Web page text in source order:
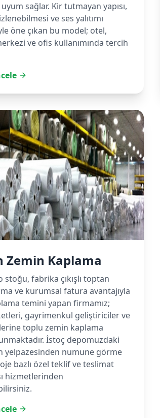
uyum sağlar. Kir tutmayan yapısı,
ve ses yalıtımı
öne çıkan bu model; otel,
ve ofis kullanımında tercih
Zemin Kaplama
stoğu, fabrika çıkışlı toptan
ve kurumsal fatura avantajıyla
temini yapan firmamız;
gayrimenkul geliştiriciler ve
toplu zemin kaplama
İstoç depomuzdaki
yelpazesinden numune görme
bazlı özel teklif ve teslimat
hizmetlerinden